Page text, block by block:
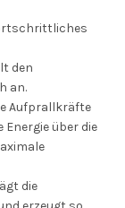
den
an.
Aufprallkräfte
über die
die